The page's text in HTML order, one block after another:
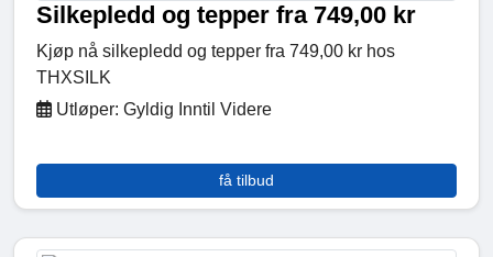
Silkepledd og tepper fra 749,00 kr
Kjøp nå silkepledd og tepper fra 749,00 kr hos
THXSILK
Utløper: Gyldig Inntil Videre
få tilbud